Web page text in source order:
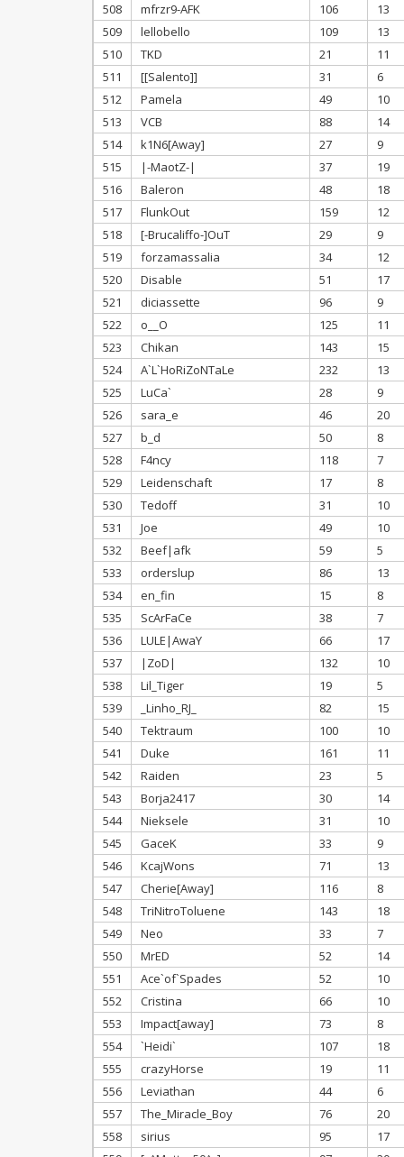
508
mfrzr9-AFK 106
13
509
lellobello 109
13
510
TKD 21
11
511
[[Salento]] 31
6
512
Pamela 49
10
513
VCB 88
14
514
k1N6[Away] 27
9
515
|-MaotZ-| 37
19
516
Baleron 48
18
517
FlunkOut 159
12
518
[-Brucaliffo-]OuT 29
9
519
forzamassalia 34
12
520
Disable 51
17
521
diciassette 96
9
522
o__O 125
11
523
Chikan 143
15
524
A`L`HoRiZoNTaLe 232
13
525
LuCa` 28
9
526
sara_e 46
20
527
b_d 50
8
528
F4ncy 118
7
529
Leidenschaft 17
8
530
Tedoff 31
10
531
Joe 49
10
532
Beef|afk 59
5
533
orderslup 86
13
534
en_fin 15
8
535
ScArFaCe 38
7
536
LULE|AwaY 66
17
537
|ZoD| 132
10
538
Lil_Tiger 19
5
539
_Linho_RJ_ 82
15
540
Tektraum 100
10
541
Duke 161
11
542
Raiden 23
5
543
Borja2417 30
14
544
Nieksele 31
10
545
GaceK 33
9
546
KcajWons 71
13
547
Cherie[Away] 116
8
548
TriNitroToluene 143
18
549
Neo 33
7
550
MrED 52
14
551
Ace`of`Spades 52
10
552
Cristina 66
10
553
Impact[away] 73
8
554
`Heidi` 107
18
555
crazyHorse 19
11
556
Leviathan 44
6
557
The_Miracle_Boy 76
20
558
sirius 95
17